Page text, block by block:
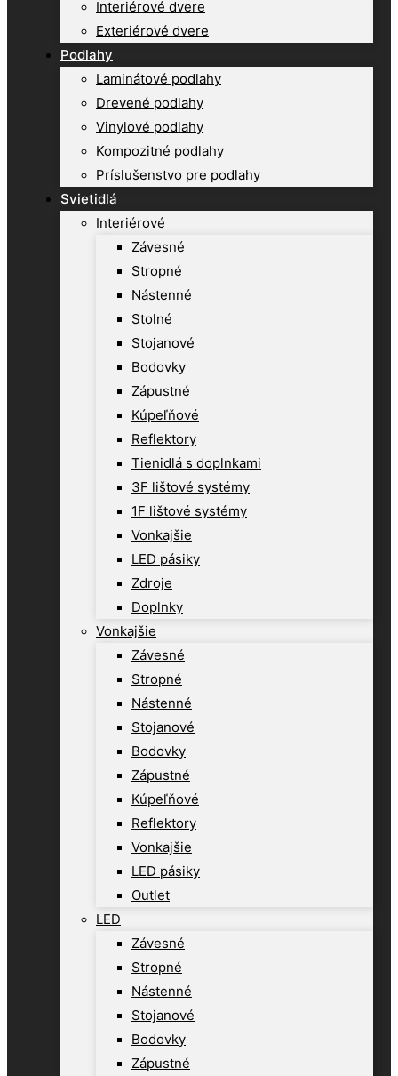
Interiérové dvere
Exteriérové dvere
Podlahy
Laminátové podlahy
Drevené podlahy
Vinylové podlahy
Kompozitné podlahy
Príslušenstvo pre podlahy
Svietidlá
Interiérové
Závesné
Stropné
Nástenné
Stolné
Stojanové
Bodovky
Zápustné
Kúpeľňové
Reflektory
Tienidlá s doplnkami
3F lištové systémy
1F lištové systémy
Vonkajšie
LED pásiky
Zdroje
Doplnky
Vonkajšie
Závesné
Stropné
Nástenné
Stojanové
Bodovky
Zápustné
Kúpeľňové
Reflektory
Vonkajšie
LED pásiky
Outlet
LED
Závesné
Stropné
Nástenné
Stojanové
Bodovky
Zápustné